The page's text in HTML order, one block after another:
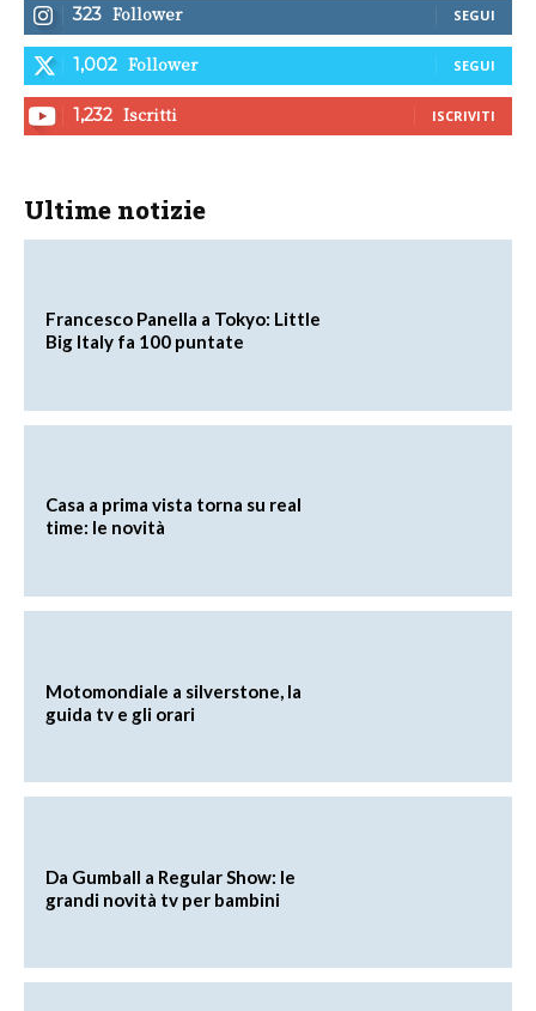
323 Follower SEGUI
1,002 Follower SEGUI
1,232 Iscritti ISCRIVITI
Ultime notizie
Francesco Panella a Tokyo: Little
Big Italy fa 100 puntate
Casa a prima vista torna su real
time: le novità
Motomondiale a silverstone, la
guida tv e gli orari
Da Gumball a Regular Show: le
grandi novità tv per bambini